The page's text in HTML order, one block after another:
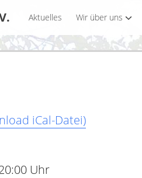
Aktuelles Wir über uns
iCal-Datei)
Uhr